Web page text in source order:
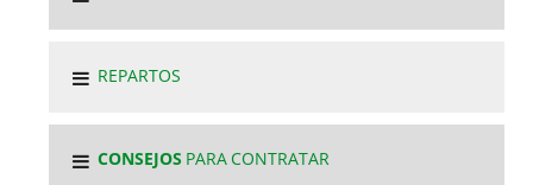
REPARTOS
CONSEJOS PARA CONTRATAR